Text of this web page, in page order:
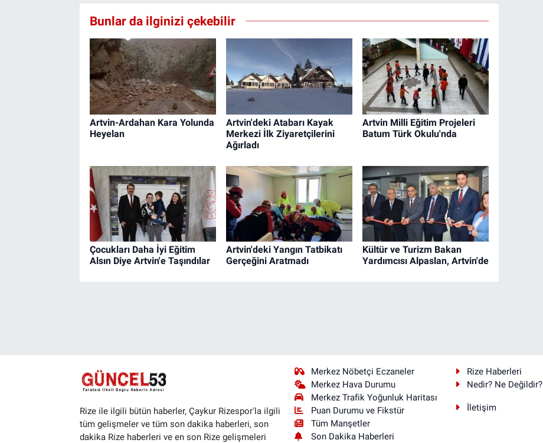
Bunlar da ilginizi çekebilir
Artvin-Ardahan Kara Yolunda
Heyelan
Artvin'deki Atabarı Kayak
Merkezi İlk Ziyaretçilerini
Ağırladı
Artvin Milli Eğitim Projeleri
Batum Türk Okulu'nda
Çocukları Daha İyi Eğitim
Alsın Diye Artvin'e Taşındılar
Artvin'deki Yangın Tatbikatı
Gerçeğini Aratmadı
Kültür ve Turizm Bakan
Yardımcısı Alpaslan, Artvin'de
Rize ile ilgili bütün haberler, Çaykur Rizespor'la ilgili
tüm gelişmeler ve tüm son dakika haberleri, son
dakika Rize haberleri ve en son Rize gelişmeleri
Merkez Nöbetçi Eczaneler
Merkez Hava Durumu
Merkez Trafik Yoğunluk Haritası
Puan Durumu ve Fikstür
Tüm Manşetler
Son Dakika Haberleri
Rize Haberleri
Nedir? Ne Değildir?
İletişim